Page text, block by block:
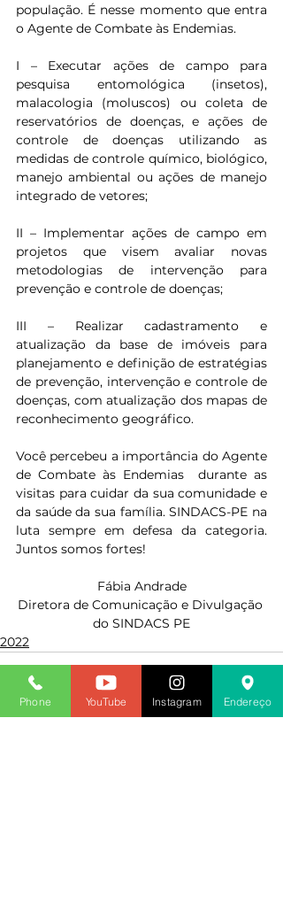
população. É nesse momento que entra
o Agente de Combate às Endemias.
I – Executar ações de campo para
pesquisa entomológica (insetos),
malacologia (moluscos) ou coleta de
reservatórios de doenças, e ações de
controle de doenças utilizando as
medidas de controle químico, biológico,
manejo ambiental ou ações de manejo
integrado de vetores;
II – Implementar ações de campo em
projetos que visem avaliar novas
metodologias de intervenção para
prevenção e controle de doenças;
III – Realizar cadastramento e
atualização da base de imóveis para
planejamento e definição de estratégias
de prevenção, intervenção e controle de
doenças, com atualização dos mapas de
reconhecimento geográfico.
Você percebeu a importância do Agente
de Combate às Endemias  durante as
visitas para cuidar da sua comunidade e
da saúde da sua família. SINDACS-PE na
luta sempre em defesa da categoria.
Juntos somos fortes!
Fábia Andrade
Diretora de Comunicação e Divulgação
do SINDACS PE
2022
Phone YouTube Instagram Endereço